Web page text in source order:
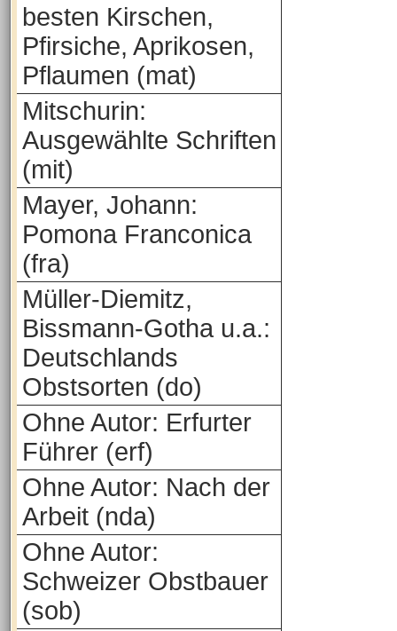
besten Kirschen,
Pfirsiche, Aprikosen,
Pflaumen (mat)
Mitschurin:
Ausgewählte Schriften
(mit)
Mayer, Johann:
Pomona Franconica
(fra)
Müller-Diemitz,
Bissmann-Gotha u.a.:
Deutschlands
Obstsorten (do)
Ohne Autor: Erfurter
Führer (erf)
Ohne Autor: Nach der
Arbeit (nda)
Ohne Autor:
Schweizer Obstbauer
(sob)